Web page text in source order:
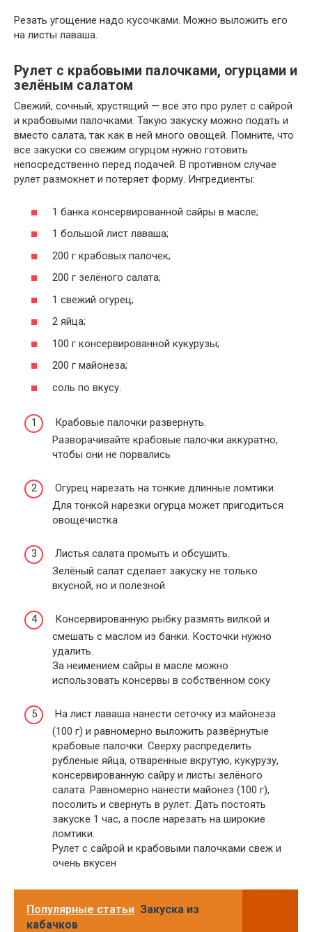
Резать угощение надо кусочками. Можно выложить его
на листы лаваша.
Рулет с крабовыми палочками, огурцами и
зелёным салатом
Свежий, сочный, хрустящий — всё это про рулет с сайрой
и крабовыми палочками. Такую закуску можно подать и
вместо салата, так как в ней много овощей. Помните, что
все закуски со свежим огурцом нужно готовить
непосредственно перед подачей. В противном случае
рулет размокнет и потеряет форму. Ингредиенты:
1 банка консервированной сайры в масле;
1 большой лист лаваша;
200 г крабовых палочек;
200 г зелёного салата;
1 свежий огурец;
2 яйца;
100 г консервированной кукурузы;
200 г майонеза;
соль по вкусу.
Крабовые палочки развернуть.
Разворачивайте крабовые палочки аккуратно,
чтобы они не порвались
Огурец нарезать на тонкие длинные ломтики.
Для тонкой нарезки огурца может пригодиться
овощечистка
Листья салата промыть и обсушить.
Зелёный салат сделает закуску не только
вкусной, но и полезной
Консервированную рыбку размять вилкой и
смешать с маслом из банки. Косточки нужно
удалить.
За неимением сайры в масле можно
использовать консервы в собственном соку
На лист лаваша нанести сеточку из майонеза
(100 г) и равномерно выложить развёрнутые
крабовые палочки. Сверху распределить
рубленые яйца, отваренные вкрутую, кукурузу,
консервированную сайру и листы зелёного
салата. Равномерно нанести майонез (100 г),
посолить и свернуть в рулет. Дать постоять
закуске 1 час, а после нарезать на широкие
ломтики.
Рулет с сайрой и крабовыми палочками свеж и
очень вкусен
Популярные статьи Закуска из
кабачков